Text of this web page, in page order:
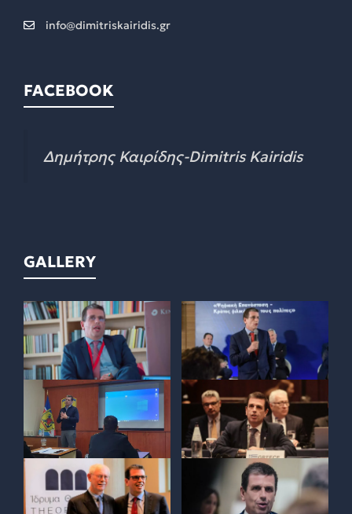
info@dimitriskairidis.gr
FACEBOOK
Δημήτρης Καιρίδης-Dimitris Kairidis
GALLERY